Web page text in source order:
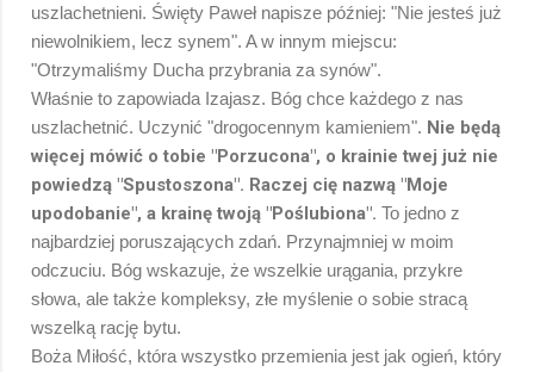
uszlachetnieni. Święty Paweł napisze później: "Nie jesteś już
niewolnikiem, lecz synem". A w innym miejscu:
"Otrzymaliśmy Ducha przybrania za synów".
Właśnie to zapowiada Izajasz. Bóg chce każdego z nas
uszlachetnić. Uczynić "drogocennym kamieniem". Nie będą
więcej mówić o tobie "Porzucona", o krainie twej już nie
powiedzą "Spustoszona". Raczej cię nazwą "Moje
upodobanie", a krainę twoją "Poślubiona". To jedno z
najbardziej poruszających zdań. Przynajmniej w moim
odczuciu. Bóg wskazuje, że wszelkie urągania, przykre
słowa, ale także kompleksy, złe myślenie o sobie stracą
wszelką rację bytu.
Boża Miłość, która wszystko przemienia jest jak ogień, który